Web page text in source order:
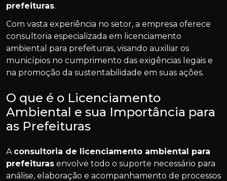
prefeituras.
Com vasta experiência no setor, a empresa oferece
consultoria especializada em licenciamento
ambiental para prefeituras, visando auxiliar os
municípios no cumprimento das exigências legais e
na promoção da sustentabilidade em suas ações.
O que é o Licenciamento
Ambiental e sua Importância para
as Prefeituras
A consultoria de licenciamento ambiental para
prefeituras envolve todo o suporte necessário para
análise, elaboração e acompanhamento de processos